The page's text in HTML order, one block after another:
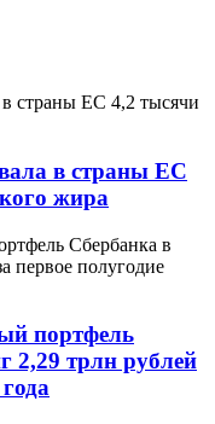
в страны ЕС
жира
портфель
2,29 трлн рублей